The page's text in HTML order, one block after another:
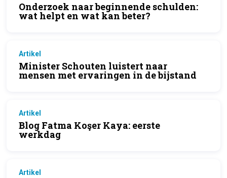
Onderzoek naar beginnende schulden:
wat helpt en wat kan beter?
Artikel
Minister Schouten luistert naar
mensen met ervaringen in de bijstand
Artikel
Blog Fatma Koşer Kaya: eerste
werkdag
Artikel